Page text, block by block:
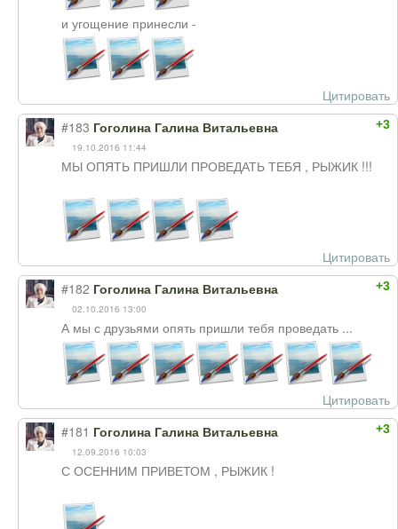
и угощение принесли -
Цитировать
+3
#183 Гоголина Галина Витальевна
19.10.2016 11:44
МЫ ОПЯТЬ ПРИШЛИ ПРОВЕДАТЬ ТЕБЯ , РЫЖИК !!!
Цитировать
+3
#182 Гоголина Галина Витальевна
02.10.2016 13:00
А мы с друзьями опять пришли тебя проведать ...
Цитировать
+3
#181 Гоголина Галина Витальевна
12.09.2016 10:03
С ОСЕННИМ ПРИВЕТОМ , РЫЖИК !